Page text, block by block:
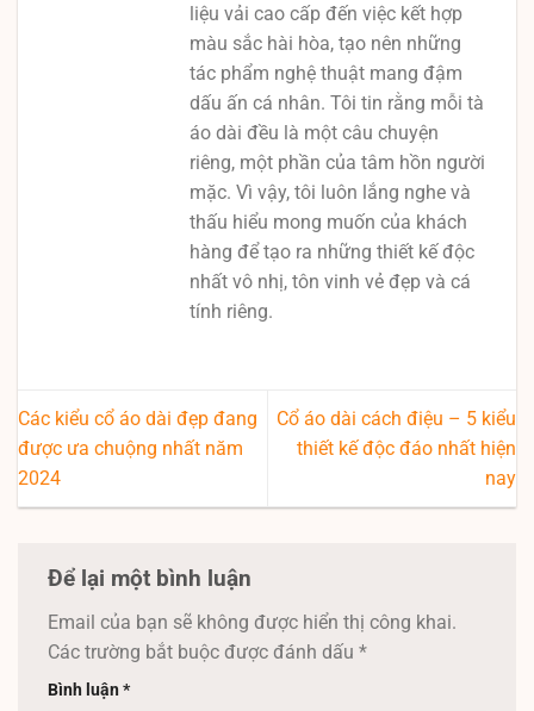
liệu vải cao cấp đến việc kết hợp
màu sắc hài hòa, tạo nên những
tác phẩm nghệ thuật mang đậm
dấu ấn cá nhân. Tôi tin rằng mỗi tà
áo dài đều là một câu chuyện
riêng, một phần của tâm hồn người
mặc. Vì vậy, tôi luôn lắng nghe và
thấu hiểu mong muốn của khách
hàng để tạo ra những thiết kế độc
nhất vô nhị, tôn vinh vẻ đẹp và cá
tính riêng.
Các kiểu cổ áo dài đẹp đang
được ưa chuộng nhất năm
2024
Cổ áo dài cách điệu – 5 kiểu
thiết kế độc đáo nhất hiện
nay
Để lại một bình luận
Email của bạn sẽ không được hiển thị công khai.
Các trường bắt buộc được đánh dấu *
Bình luận*